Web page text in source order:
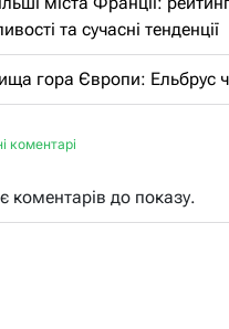
та сучасні тенденції
гора Європи: Ельбрус
коментарі
коментарів до показу.